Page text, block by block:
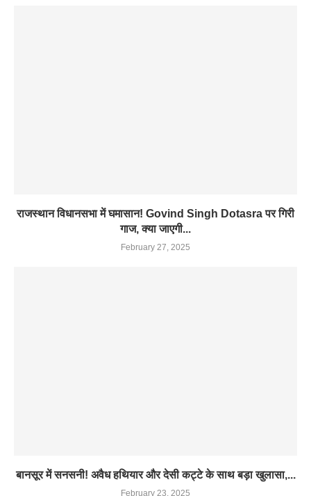
राजस्थान विधानसभा में घमासान! Govind Singh Dotasra पर गिरी
गाज, क्या जाएगी...
February 27, 2025
बानसूर में सनसनी! अवैध हथियार और देसी कट्टे के साथ बड़ा खुलासा,...
February 23, 2025